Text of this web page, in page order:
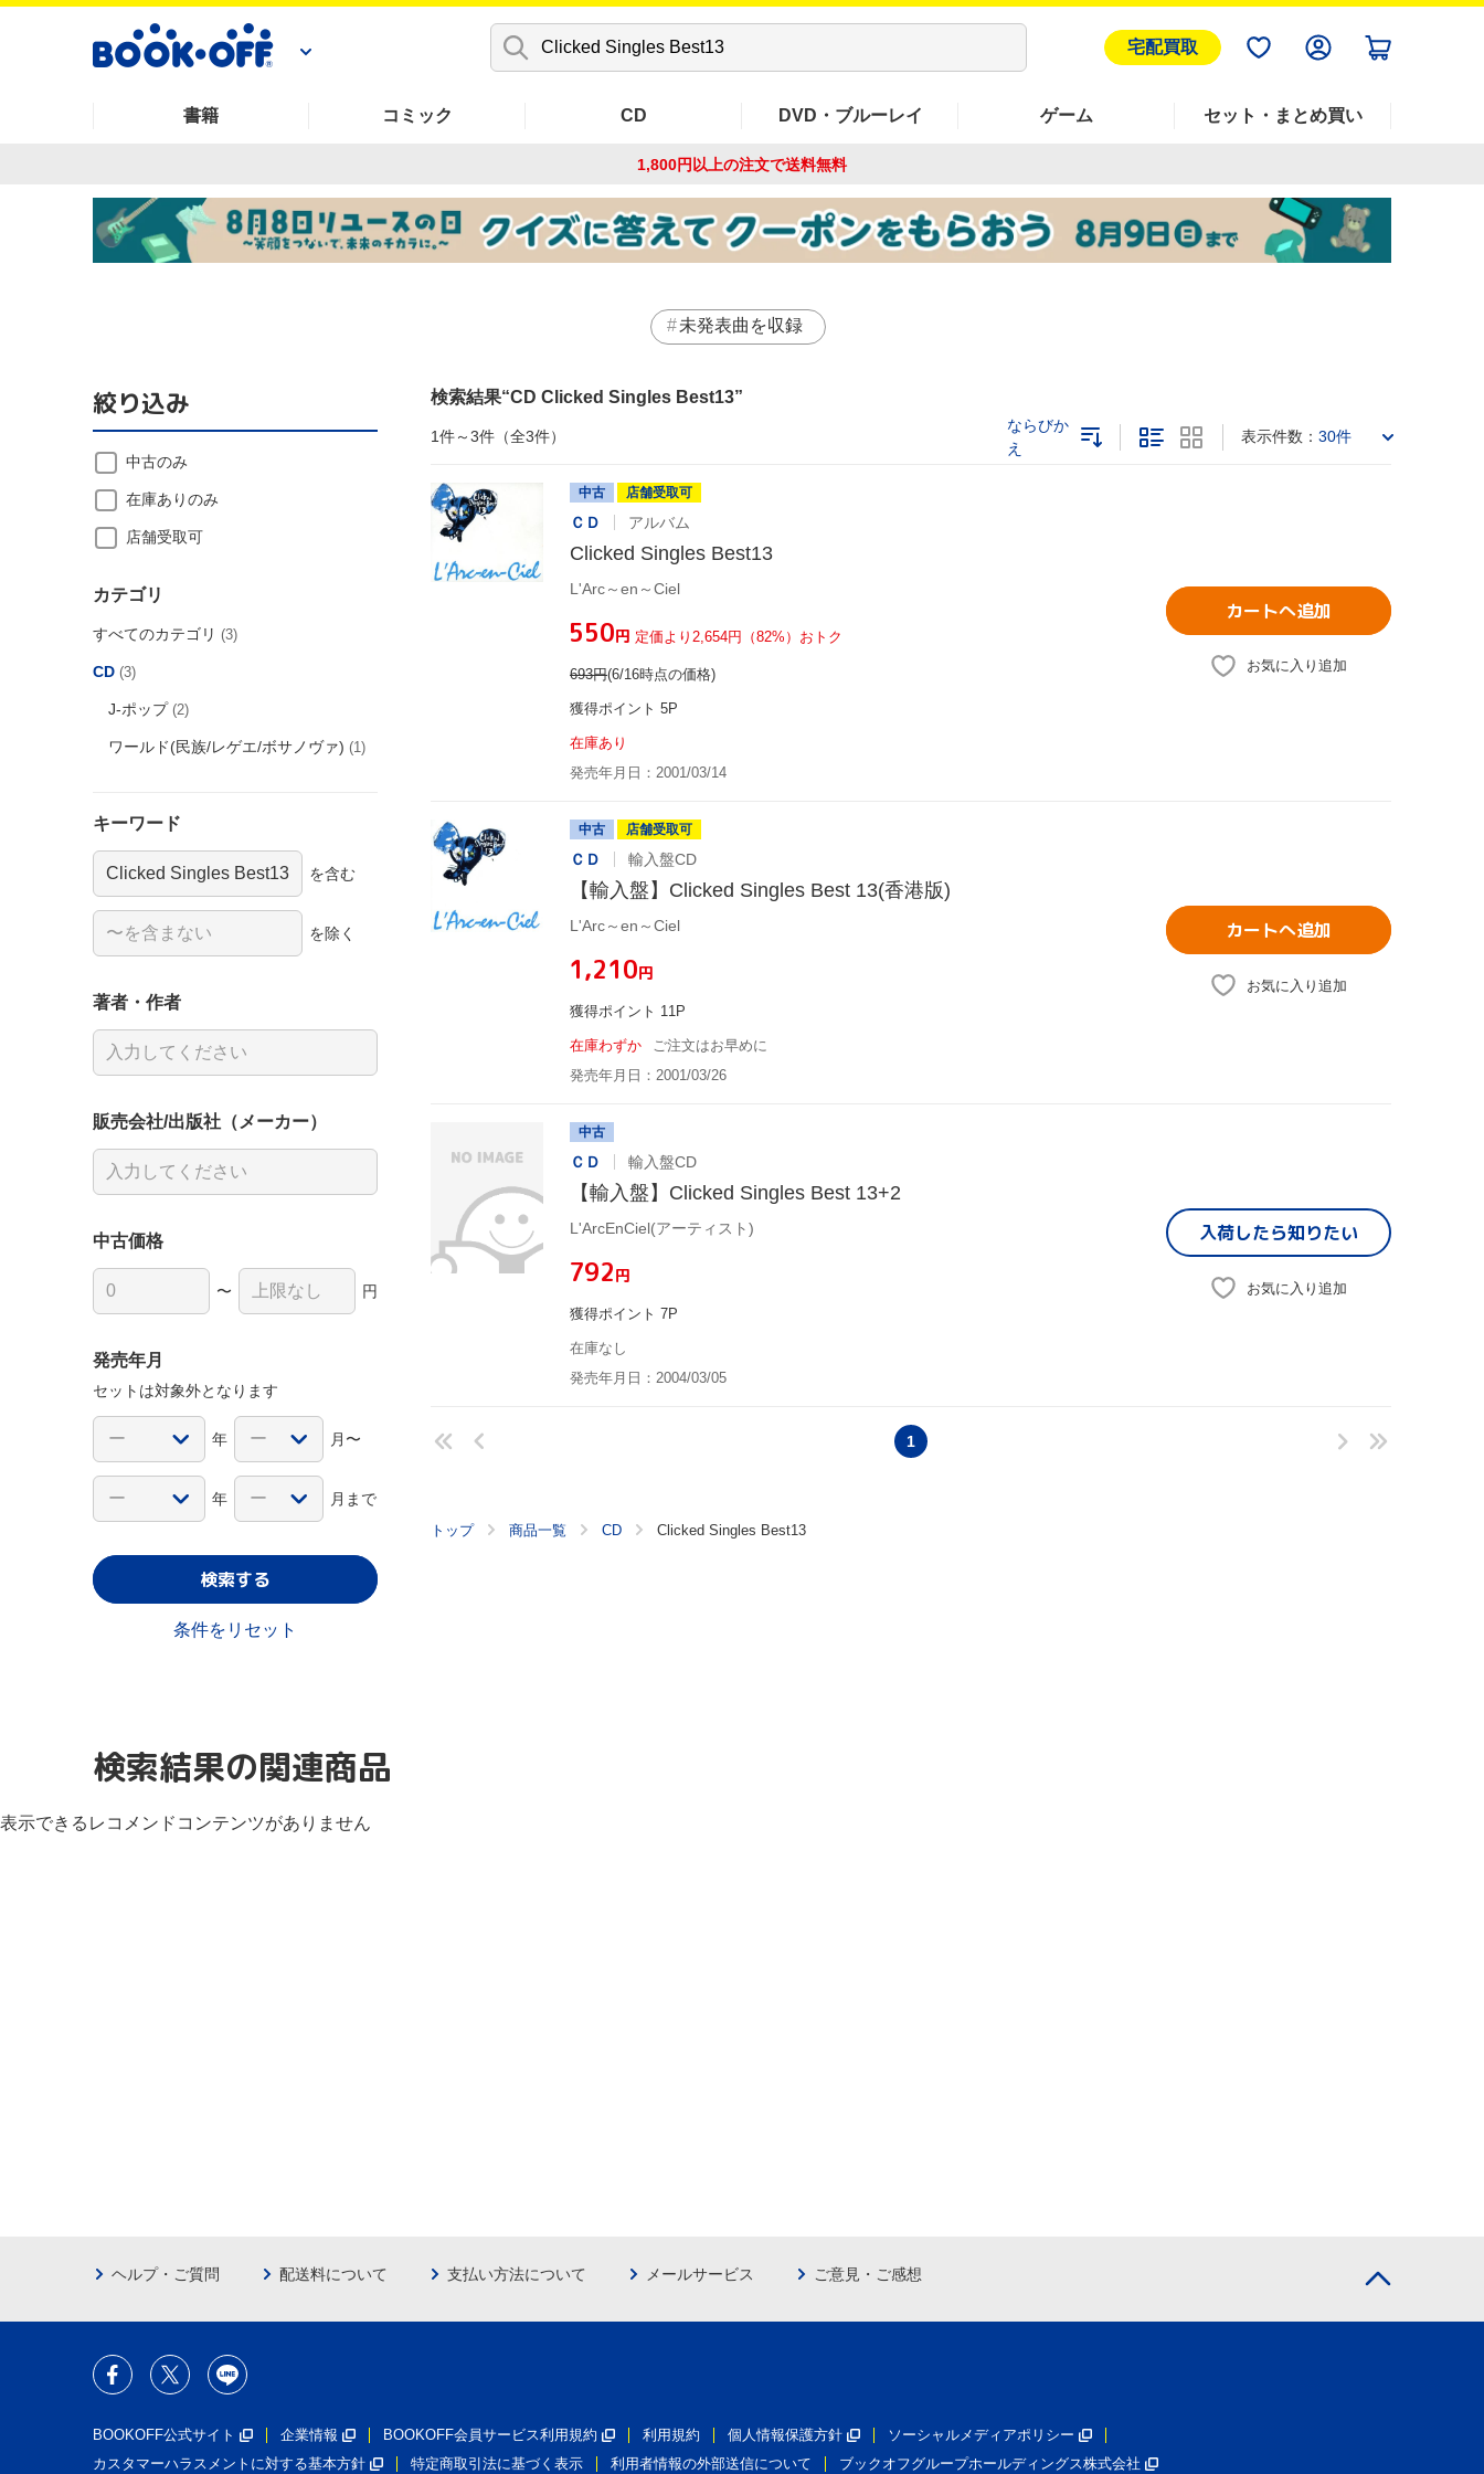
宅配買取
書籍 コミック CD DVD・ブルーレイ ゲーム セット・まとめ買い
1,800円以上の注文で送料無料
未発表曲を収録
検索結果 CD Clicked Singles Best13
1件～3件（全3件）
ならびか
え
表示件数： 30件
中古 店舗受取可
ＣＤ アルバム
Clicked Singles Best13
L'Arc～en～Ciel
¥550円 定価より2,654円（82%）おトク
693円(6/16時点の価格)
獲得ポイント 5P
在庫あり
発売年月日：2001/03/14
カートへ追加
お気に入り追加
中古 店舗受取可
ＣＤ 輸入盤CD
【輸入盤】Clicked Singles Best 13(香港版)
L'Arc～en～Ciel
¥1,210円
獲得ポイント 11P
在庫わずか
ご注文はお早めに
発売年月日：2001/03/26
カートへ追加
お気に入り追加
中古
ＣＤ 輸入盤CD
【輸入盤】Clicked Singles Best 13+2
L'ArcEnCiel(アーティスト)
¥792円
獲得ポイント 7P
在庫なし
発売年月日：2004/03/05
入荷したら知りたい
お気に入り追加
1
トップ 商品一覧 CD Clicked Singles Best13
絞り込み
中古のみ
在庫ありのみ
店舗受取可
カテゴリ
すべてのカテゴリ (3)
CD (3)
J-ポップ (2)
ワールド(民族/レゲエ/ボサノヴァ) (1)
キーワード
を含む
を除く
著者・作者
販売会社/出版社（メーカー）
中古価格
〜 円
発売年月
セットは対象外となります
年 月〜
年 月まで
検索する
条件をリセット
検索結果の関連商品
表示できるレコメンドコンテンツがありません
ヘルプ・ご質問 配送料について 支払い方法について メールサービス ご意見・ご感想
BOOKOFF公式サイト 企業情報 BOOKOFF会員サービス利用規約 利用規約 個人情報保護方針
ソーシャルメディアポリシー
カスタマーハラスメントに対する基本方針
特定商取引法に基づく表示 利用者情報の外部送信について ブックオフグループホールディングス株式会社